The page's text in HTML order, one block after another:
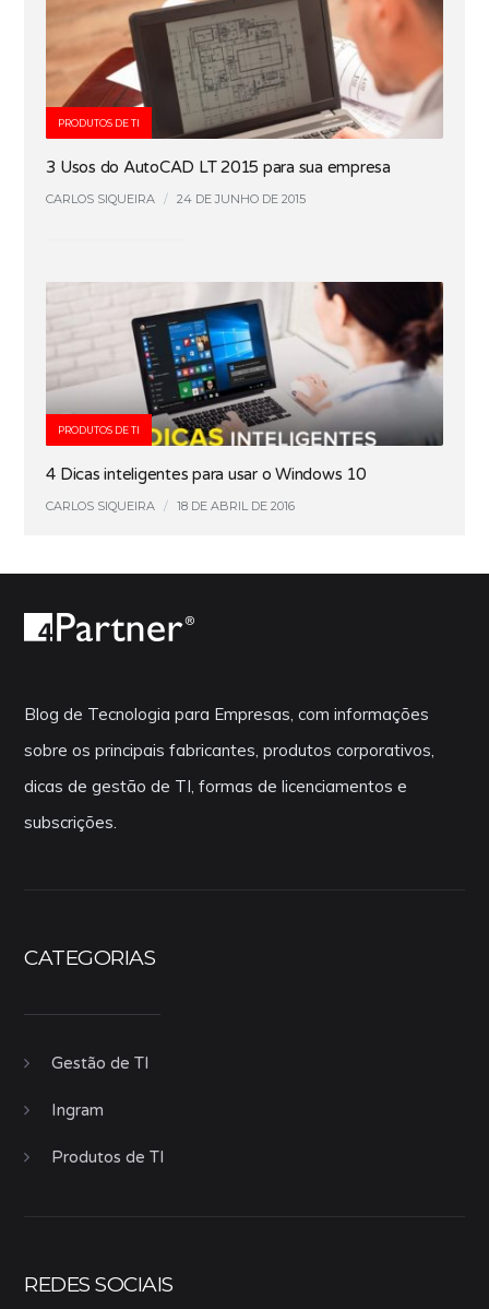
PRODUTOS DE TI
3 Usos do AutoCAD LT 2015 para sua empresa
CARLOS SIQUEIRA / 24 DE JUNHO DE 2015
PRODUTOS DE TI
4 Dicas inteligentes para usar o Windows 10
CARLOS SIQUEIRA / 18 DE ABRIL DE 2016
Blog de Tecnologia para Empresas, com informações
sobre os principais fabricantes, produtos corporativos,
dicas de gestão de TI, formas de licenciamentos e
subscrições.
CATEGORIAS
Gestão de TI
Ingram
Produtos de TI
REDES SOCIAIS